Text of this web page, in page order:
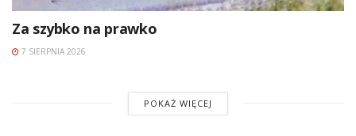
Za szybko na prawko
7 SIERPNIA 2026
POKAŻ WIĘCEJ